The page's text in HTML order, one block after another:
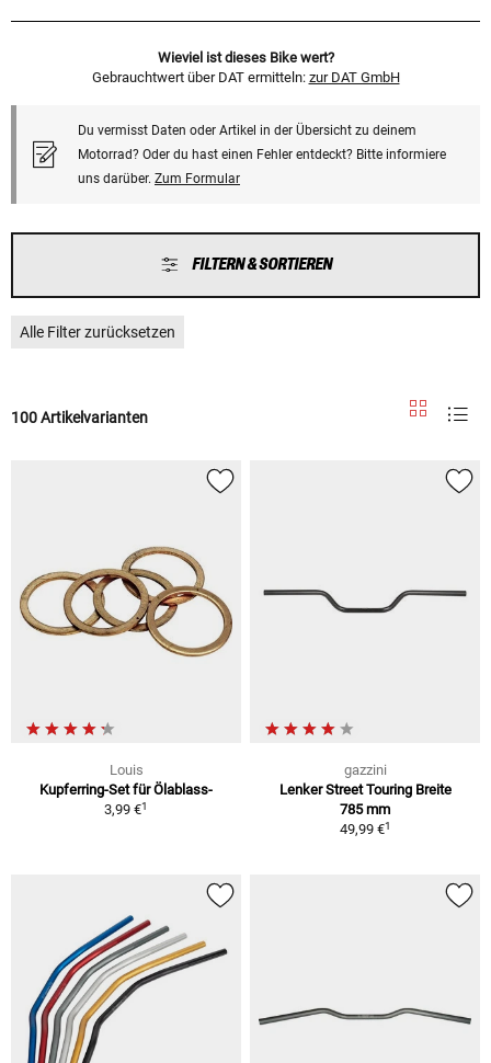
Wieviel ist dieses Bike wert?
Gebrauchtwert über DAT ermitteln: zur DAT GmbH
Du vermisst Daten oder Artikel in der Übersicht zu deinem
Motorrad? Oder du hast einen Fehler entdeckt? Bitte informiere
uns darüber. Zum Formular
FILTERN & SORTIEREN
Alle Filter zurücksetzen
100 Artikelvarianten
Louis
Kupferring-Set für Ölablass-
3,99 €1
gazzini
Lenker Street Touring Breite
785 mm
49,99 €1